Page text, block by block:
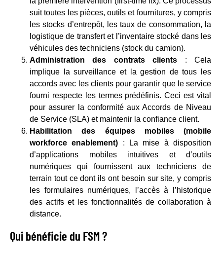
suit toutes les pièces, outils et fournitures, y compris
les stocks d’entrepôt, les taux de consommation, la
logistique de transfert et l’inventaire stocké dans les
véhicules des techniciens (stock du camion).
Administration des contrats clients : Cela
implique la surveillance et la gestion de tous les
accords avec les clients pour garantir que le service
fourni respecte les termes prédéfinis. Ceci est vital
pour assurer la conformité aux Accords de Niveau
de Service (SLA) et maintenir la confiance client.
Habilitation des équipes mobiles (mobile
workforce enablement) : La mise à disposition
d’applications mobiles intuitives et d’outils
numériques qui fournissent aux techniciens de
terrain tout ce dont ils ont besoin sur site, y compris
les formulaires numériques, l’accès à l’historique
des actifs et les fonctionnalités de collaboration à
distance.
Qui bénéficie du FSM ?